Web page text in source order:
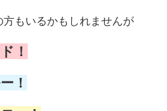
もいるかもしれませんが
！
！